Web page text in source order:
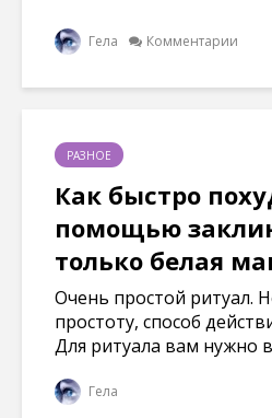
Гела Комментарии
РАЗНОЕ
Как быстро
помощью
только белая
Очень простой ритуал.
простоту, способ
Для ритуала вам нужно
Гела